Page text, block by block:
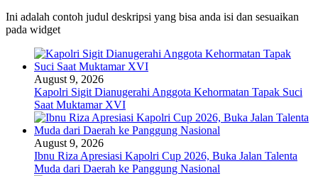
Ini adalah contoh judul deskripsi yang bisa anda isi dan sesuaikan
pada widget
August 9, 2026
Kapolri Sigit Dianugerahi Anggota Kehormatan Tapak Suci
Saat Muktamar XVI
August 9, 2026
Ibnu Riza Apresiasi Kapolri Cup 2026, Buka Jalan Talenta
Muda dari Daerah ke Panggung Nasional